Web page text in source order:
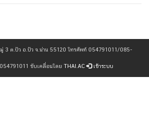
มู่ 3 ต.ปัว อ.ปัว จ.น่าน 55120 โทรศัพท์ 054791011/085-
ขับเคลื่อนโดย THAI.AC เข้าระบบ